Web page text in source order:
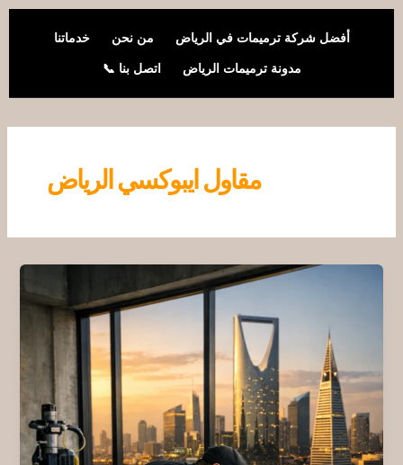
أفضل شركة ترميمات في الرياض من نحن خدماتنا
مدونة ترميمات الرياض اتصل بنا 📞
تخطي
مقاول ايبوكسي الرياض